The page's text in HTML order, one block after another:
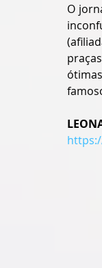
O